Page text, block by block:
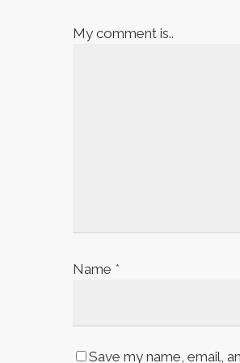
My comment is..
Name *
Save my name, email,